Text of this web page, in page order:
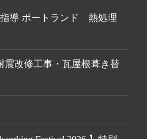
導 ポートランド 熱処理
改修工事・瓦屋根葺き替